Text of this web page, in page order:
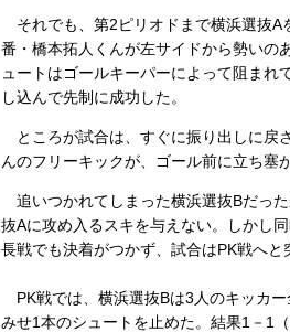
それでも、第2ピリオドまで横浜選抜A
番・橋本拓人くんが左サイドから勢いの
ュートはゴールキーパーによって阻ま
し込んで先制に成功した。
ところが試合は、すぐに振り出しに戻
んのフリーキックが、ゴール前に立ち塞
追いつかれてしまった横浜選抜Bだっ
抜Aに攻め入るスキを与えない。しかし
長戦でも決着がつかず、試合はPK戦へと
PK戦では、横浜選抜Bは3人のキッカ
みせ1本のシュートを止めた。結果1－1